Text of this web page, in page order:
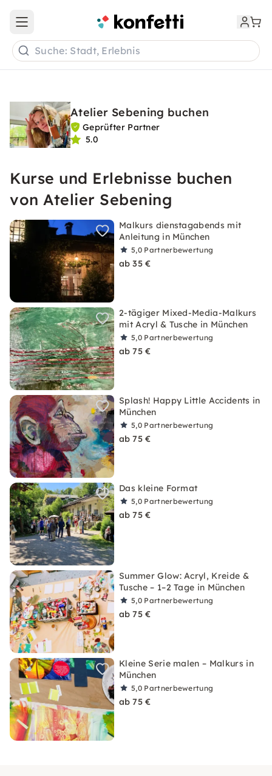
Open main menu
Suche: Stadt, Erlebnis
Atelier Sebening buchen
Geprüfter Partner
5.0
Kurse und Erlebnisse buchen
von Atelier Sebening
Malkurs dienstagabends mit
Anleitung in München
5,0 Partnerbewertung
ab 35 €
2-tägiger Mixed-Media-Malkurs
mit Acryl & Tusche in München
5,0 Partnerbewertung
ab 75 €
Splash! Happy Little Accidents in
München
5,0 Partnerbewertung
ab 75 €
Das kleine Format
5,0 Partnerbewertung
ab 75 €
Summer Glow: Acryl, Kreide &
Tusche – 1–2 Tage in München
5,0 Partnerbewertung
ab 75 €
Kleine Serie malen – Malkurs in
München
5,0 Partnerbewertung
ab 75 €